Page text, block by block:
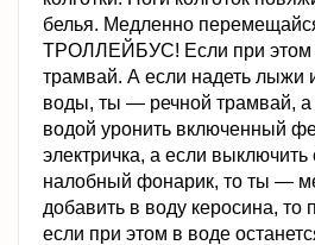
белья. Медленно
ТРОЛЛЕЙБУС! Если при этом
трамвай. А если надеть лыжи
воды, ты — речной трамвай, а
водой уронить включенный
электричка, а если выключить
налобный фонарик, то ты —
добавить в воду керосина, то
если при этом в воде